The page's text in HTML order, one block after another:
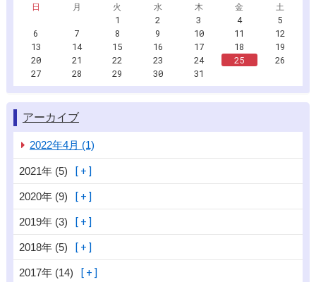
日
月 火 水 木 金
土
1
2 3 4
5
6
7 8 9 10 11
12
13
14 15 16 17 18
19
20
21 22 23 24 25
26
27
28 29 30 31
アーカイブ
2022年4月 (1)
2021年 (5)
2020年 (9)
2019年 (3)
2018年 (5)
2017年 (14)